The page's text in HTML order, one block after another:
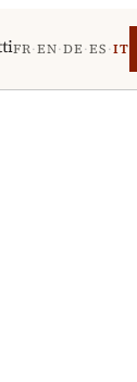
FR·EN·DE·ES·IT